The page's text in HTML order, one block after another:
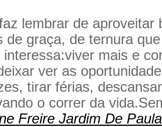
lembrar de aproveitar
de graça, de ternura
interessa:viver mais e
ver as
tirar férias,
o correr da
Freire Jardim De Paula